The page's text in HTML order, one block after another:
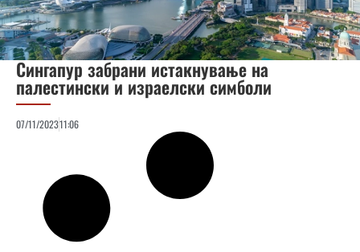
Сингапур забрани истакнување на
палестински и израелски симболи
07/11/202311:06